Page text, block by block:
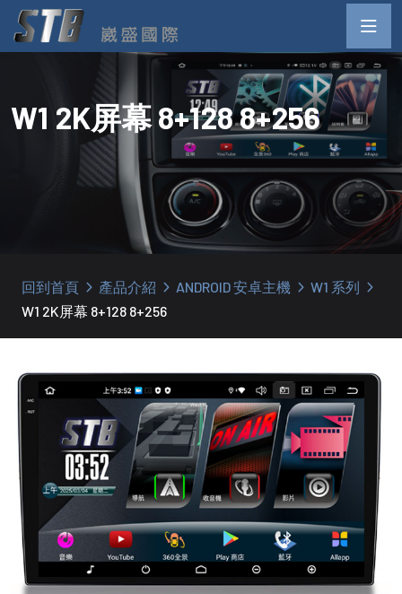
W1 2K屏幕 8+128 8+256
回到首頁 產品介紹 ANDROID 安卓主機
W1 系列
W1 2K屏幕 8+128 8+256